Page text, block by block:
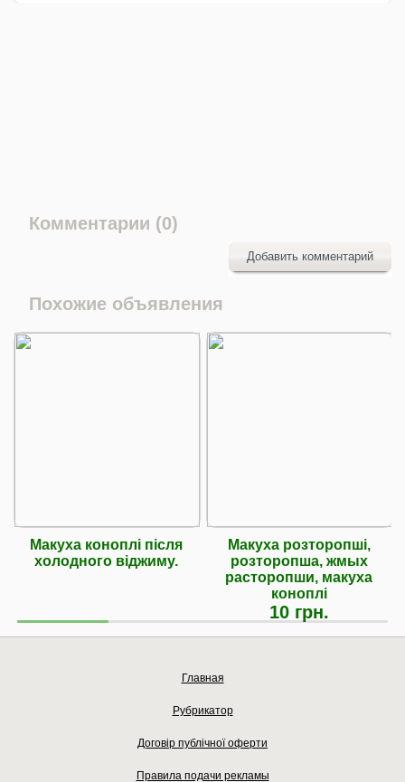
Комментарии (0)
Добавить комментарий
Похожие объявления
Макуха коноплі після
холодного віджиму.
Макуха розторопшi,
розторопша, жмых
расторопши, макуха
кoнoплі
10 грн.
Главная
Рубрикатор
Договір публічної оферти
Правила подачи рекламы